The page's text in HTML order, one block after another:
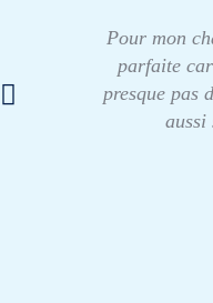
Pour mon
parfaite
presque pas
aussi